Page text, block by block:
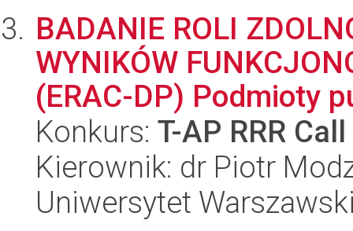
BADANIE ROLI
WYNIKÓW
(ERAC-DP) Podmioty
Konkurs: T-AP RRR
Kierownik: dr Piotr
Uniwersytet